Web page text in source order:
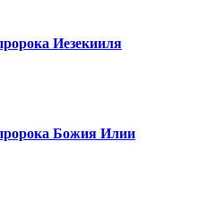
Иезекииля
Божия Илии